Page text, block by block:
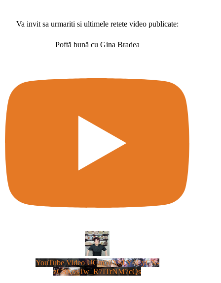
Va invit sa urmariti si ultimele retete video publicate:
Poftă bună cu Gina Bradea
YouTube Video UCm5llXSLY4CyCX-
zC8XosTw_R7ITrNM7cQs